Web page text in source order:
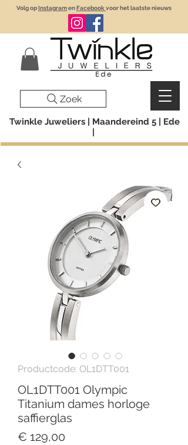
Twinkle Juweliers | Maandereind 5 | Ede
Volg opInstagramenFacebook voor het laatste nieuws
Zoek
Productcode: OL1DTT001
OL1DTT001 Olympic
Titanium dames horloge
saffierglas
€ 129,00